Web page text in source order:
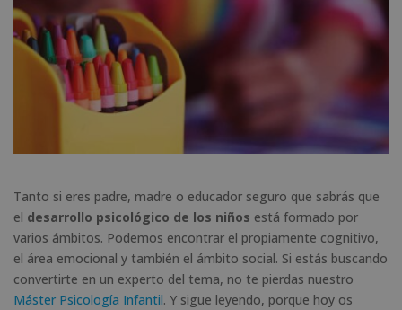
Tanto si eres padre, madre o educador seguro que sabrás que
el desarrollo psicológico de los niños está formado por
varios ámbitos. Podemos encontrar el propiamente cognitivo,
el área emocional y también el ámbito social. Si estás buscando
convertirte en un experto del tema, no te pierdas nuestro
Máster Psicología Infantil. Y sigue leyendo, porque hoy os